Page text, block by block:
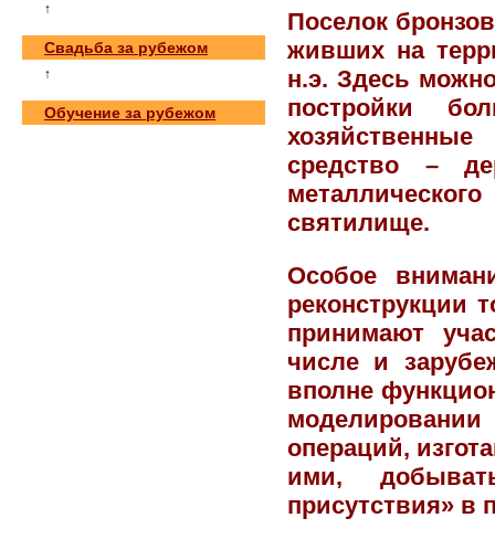
Поселок
живших на
н.э. Здесь
постройки
средство –
святилище.
Особое
реконструкции
принимают
числе и
вполне
операций,
ими,
присутствия» в
↑
Свадьба за рубежом
↑
Обучение за рубежом